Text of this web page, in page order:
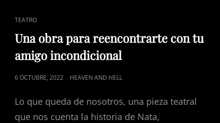
CAT
LINKS
TEATRO
Una obra para reencontrarte con tu
amigo incondicional
POSTED
6 OCTUBRE, 2022 HEAVEN AND HELL
Lo que queda de nosotros, una pieza teatral
que nos cuenta la historia de Nata,